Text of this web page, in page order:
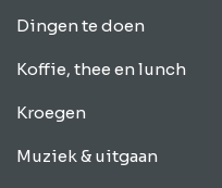
Dingen te doen
Koffie, thee en lunch
Kroegen
Muziek & uitgaan